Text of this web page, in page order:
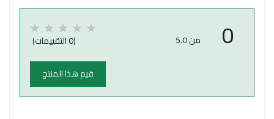
0 من 5.0 (0 التقييمات)
قيم هذا المنتج